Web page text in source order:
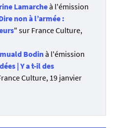
Lamarcheà l'émission
non à l’armée :
" sur France Culture,
Bodinà l'émission
| Y a t-il des
Culture, 19 janvier